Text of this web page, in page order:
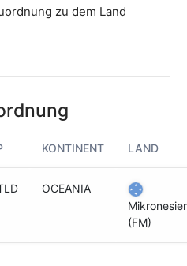
zu dem Land
KONTINENT LAND
OCEANIA
(FM)